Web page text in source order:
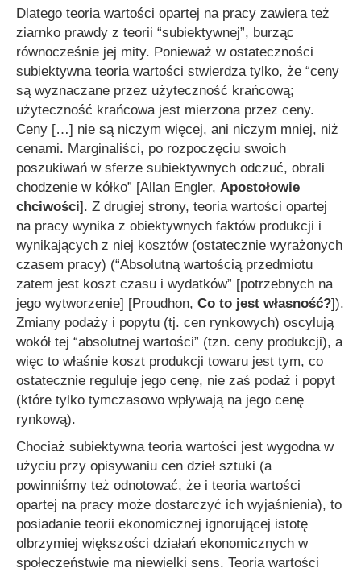
Dlatego teoria wartości opartej na pracy zawiera też
ziarnko prawdy z teorii “subiektywnej”, burząc
równocześnie jej mity. Ponieważ w ostateczności
subiektywna teoria wartości stwierdza tylko, że “ceny
są wyznaczane przez użyteczność krańcową;
użyteczność krańcowa jest mierzona przez ceny.
Ceny […] nie są niczym więcej, ani niczym mniej, niż
cenami. Marginaliści, po rozpoczęciu swoich
poszukiwań w sferze subiektywnych odczuć, obrali
chodzenie w kółko” [Allan Engler, Apostołowie
chciwości]. Z drugiej strony, teoria wartości opartej
na pracy wynika z obiektywnych faktów produkcji i
wynikających z niej kosztów (ostatecznie wyrażonych
czasem pracy) (“Absolutną wartością przedmiotu
zatem jest koszt czasu i wydatków” [potrzebnych na
jego wytworzenie] [Proudhon, Co to jest własność?]).
Zmiany podaży i popytu (tj. cen rynkowych) oscylują
wokół tej “absolutnej wartości” (tzn. ceny produkcji), a
więc to właśnie koszt produkcji towaru jest tym, co
ostatecznie reguluje jego cenę, nie zaś podaż i popyt
(które tylko tymczasowo wpływają na jego cenę
rynkową).
Chociaż subiektywna teoria wartości jest wygodna w
użyciu przy opisywaniu cen dzieł sztuki (a
powinniśmy też odnotować, że i teoria wartości
opartej na pracy może dostarczyć ich wyjaśnienia), to
posiadanie teorii ekonomicznej ignorującej istotę
olbrzymiej większości działań ekonomicznych w
społeczeństwie ma niewielki sens. Teoria wartości